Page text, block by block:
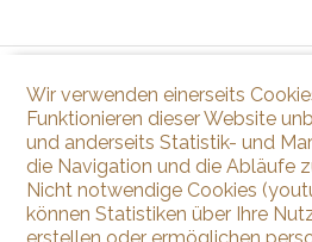
Wir verwenden einerseits
Funktionieren dieser Website
und anderseits Statistik- und
die Navigation und die Abläufe
Nicht notwendige Cookies
können Statistiken über Ihre